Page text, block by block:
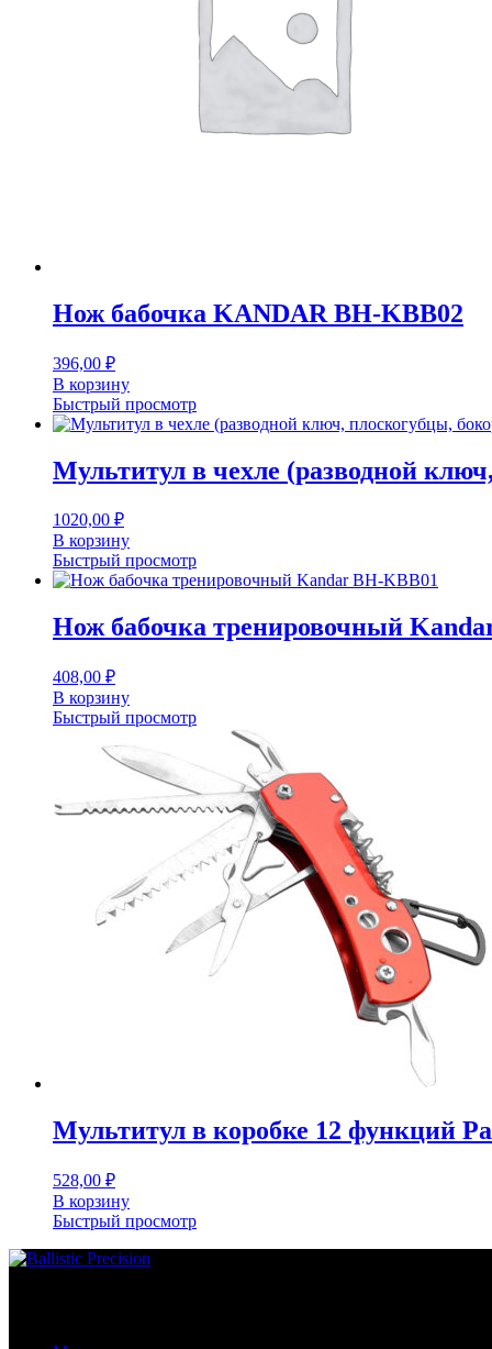
Нож бабочка KANDAR BH-KBB02
396,00 ₽
В корзину
Быстрый просмотр
Мультитул в чехле (разводной
1020,00 ₽
В корзину
Быстрый просмотр
Нож бабочка тренировочный
408,00 ₽
В корзину
Быстрый просмотр
Мультитул в коробке 12 функций
528,00 ₽
В корзину
Быстрый просмотр